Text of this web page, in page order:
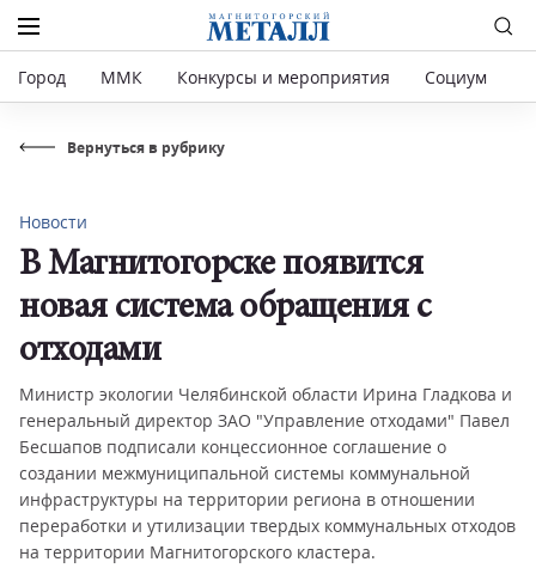
Город ММК Конкурсы и мероприятия Социум
Вернуться в рубрику
Новости
В Магнитогорске появится
новая система обращения с
отходами
Министр экологии Челябинской области Ирина Гладкова и
генеральный директор ЗАО "Управление отходами" Павел
Бесшапов подписали концессионное соглашение о
создании межмуниципальной системы коммунальной
инфраструктуры на территории региона в отношении
переработки и утилизации твердых коммунальных отходов
на территории Магнитогорского кластера.